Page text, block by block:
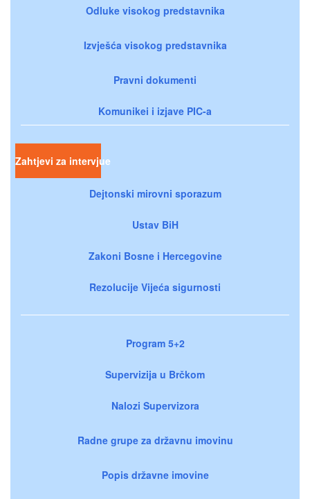
Odluke visokog predstavnika
Izvješća visokog predstavnika
Pravni dokumenti
Komunikei i izjave PIC-a
Zahtjevi za intervjue
Dejtonski mirovni sporazum
Ustav BiH
Zakoni Bosne i Hercegovine
Rezolucije Vijeća sigurnosti
Program 5+2
Supervizija u Brčkom
Nalozi Supervizora
Radne grupe za državnu imovinu
Popis državne imovine